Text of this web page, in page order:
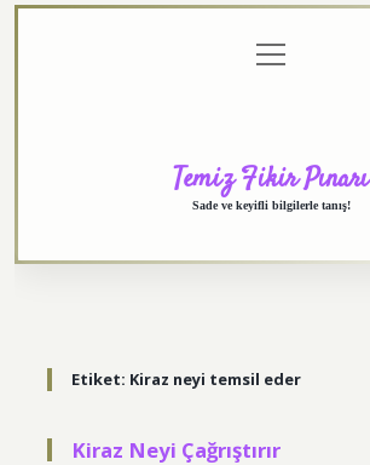
menüyü
aç
Temiz Fikir Pınarı
Sade ve keyifli bilgilerle tanış!
Etiket: Kiraz neyi temsil eder
Kiraz Neyi Çağrıştırır